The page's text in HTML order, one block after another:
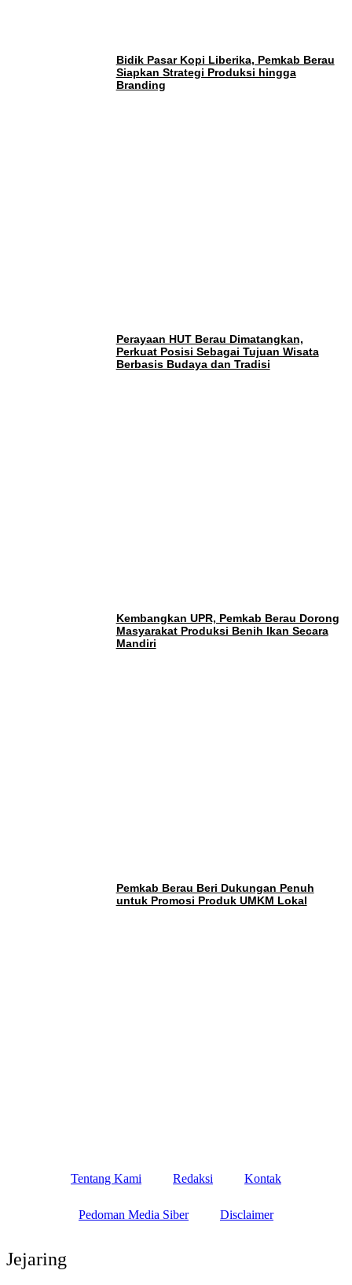
Bidik Pasar Kopi Liberika, Pemkab Berau
Siapkan Strategi Produksi hingga
Branding
Perayaan HUT Berau Dimatangkan,
Perkuat Posisi Sebagai Tujuan Wisata
Berbasis Budaya dan Tradisi
Kembangkan UPR, Pemkab Berau Dorong
Masyarakat Produksi Benih Ikan Secara
Mandiri
Pemkab Berau Beri Dukungan Penuh
untuk Promosi Produk UMKM Lokal
Tentang Kami Redaksi Kontak
Pedoman Media Siber Disclaimer
Jejaring